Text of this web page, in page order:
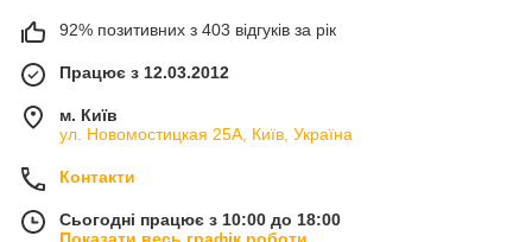
92% позитивних з 403 відгуків за рік
Працює з 12.03.2012
м. Київ
ул. Новомостицкая 25А, Київ, Україна
Контакти
Сьогодні працює з 10:00 до 18:00